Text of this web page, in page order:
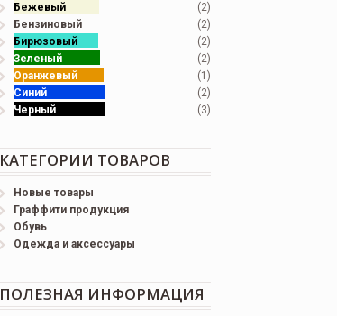
Бежевый
(2)
Бензиновый
(2)
Бирюзовый
(2)
Зеленый
(2)
Оранжевый
(1)
Синий
(2)
Черный
(3)
КАТЕГОРИИ ТОВАРОВ
Новые товары
Граффити продукция
Обувь
Одежда и аксессуары
ПОЛЕЗНАЯ ИНФОРМАЦИЯ